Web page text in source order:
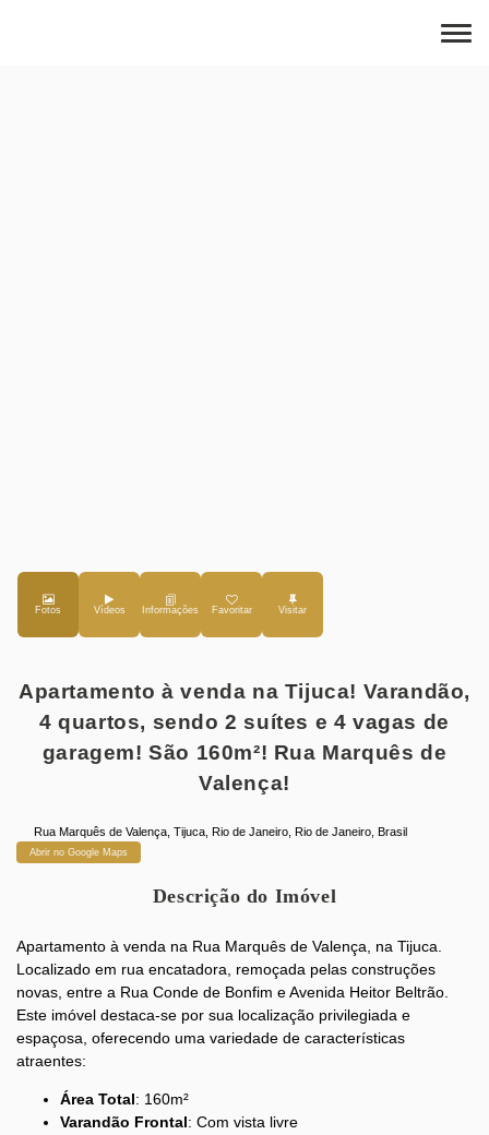
Fotos Vídeos Favoritar
Apartamento à venda na Tijuca! Varandão,
4 quartos, sendo 2 suítes e 4 vagas de
garagem! São 160m²! Rua Marquês de
Valença!
Rua Marquês de Valença ,Tijuca ,Rio de Janeiro ,Rio de Janeiro ,Brasil
Abrir no Google Maps
Descrição do Imóvel
Apartamento à venda na Rua Marquês de Valença, na Tijuca.
Localizado em rua encatadora, remoçada pelas construções
novas, entre a Rua Conde de Bonfim e Avenida Heitor Beltrão.
Este imóvel destaca-se por sua localização privilegiada e
espaçosa, oferecendo uma variedade de características
atraentes:
Área Total: 160m²
Varandão Frontal: Com vista livre